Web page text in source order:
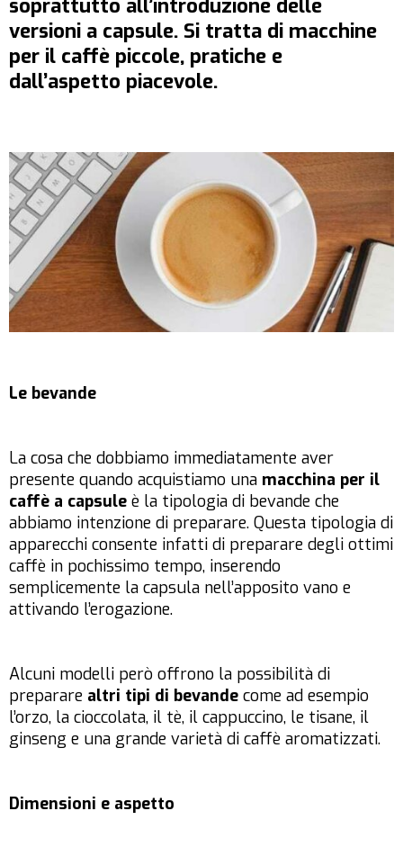
soprattutto all’introduzione delle
versioni a capsule. Si tratta di macchine
per il caffè piccole, pratiche e
dall’aspetto piacevole.
Le bevande
La cosa che dobbiamo immediatamente aver
presente quando acquistiamo una macchina per il
caffè a capsule è la tipologia di bevande che
abbiamo intenzione di preparare. Questa tipologia di
apparecchi consente infatti di preparare degli ottimi
caffè in pochissimo tempo, inserendo
semplicemente la capsula nell’apposito vano e
attivando l’erogazione.
Alcuni modelli però offrono la possibilità di
preparare altri tipi di bevande come ad esempio
l’orzo, la cioccolata, il tè, il cappuccino, le tisane, il
ginseng e una grande varietà di caffè aromatizzati.
Dimensioni e aspetto